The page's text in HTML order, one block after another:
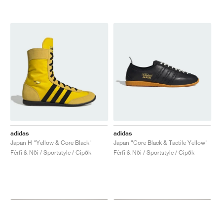
adidas
Japan H "Yellow & Core Black"
Férfi & Női / Sportstyle / Cipők
adidas
Japan "Core Black & Tactile Yellow"
Férfi & Női / Sportstyle / Cipők